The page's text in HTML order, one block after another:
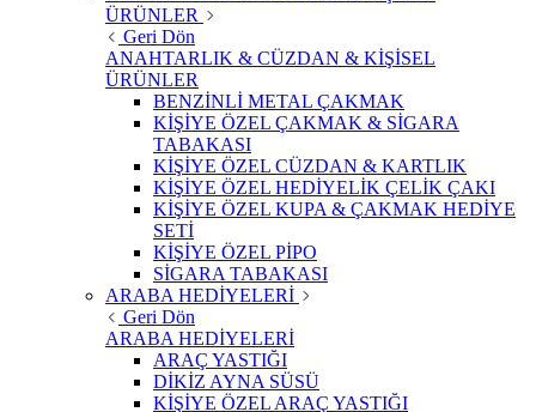
ÜRÜNLER
Geri Dön
ANAHTARLIK & CÜZDAN & KİŞİSEL
ÜRÜNLER
BENZİNLİ METAL ÇAKMAK
KİŞİYE ÖZEL ÇAKMAK & SİGARA
TABAKASI
KİŞİYE ÖZEL CÜZDAN & KARTLIK
KİŞİYE ÖZEL HEDİYELİK ÇELİK ÇAKI
KİŞİYE ÖZEL KUPA & ÇAKMAK HEDİYE
SETİ
KİŞİYE ÖZEL PİPO
SİGARA TABAKASI
ARABA HEDİYELERİ
Geri Dön
ARABA HEDİYELERİ
ARAÇ YASTIĞI
DİKİZ AYNA SÜSÜ
KİŞİYE ÖZEL ARAÇ YASTIĞI